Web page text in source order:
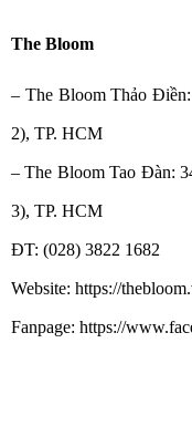
The Bloom
– The Bloom Thảo
2), TP. HCM
– The Bloom Tao Đàn:
3), TP. HCM
ĐT: (028) 3822 1682
Website: https://
Fanpage: https://